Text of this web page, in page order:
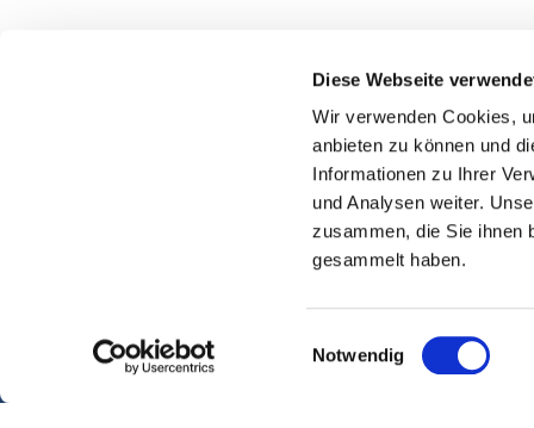
Diese Webseite
Wir verwenden Cookies,
anbieten zu können und
Informationen zu Ihrer
und Analysen weiter.
zusammen, die Sie ihnen
gesammelt haben.
Einwilligungsauswahl
Notwendig